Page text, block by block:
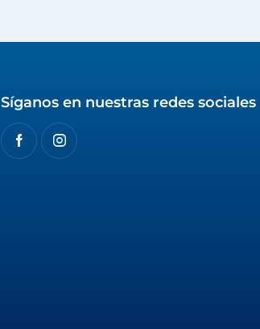
Síganos en nuestras redes sociales